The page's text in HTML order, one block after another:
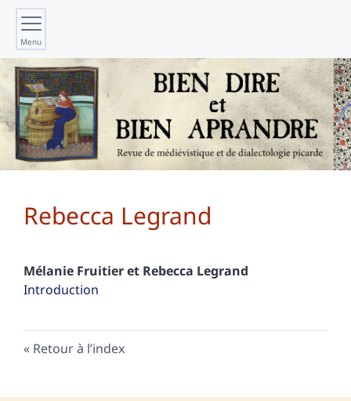
Menu
Rebecca Legrand
Mélanie Fruitieret Rebecca Legrand
Introduction
Retour à l’index